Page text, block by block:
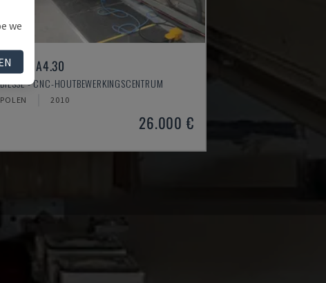
ROVER A4.30
BIESSE - CNC-HOUTBEWERKINGSCENTRUM
POLEN 2010
26.000 €
we